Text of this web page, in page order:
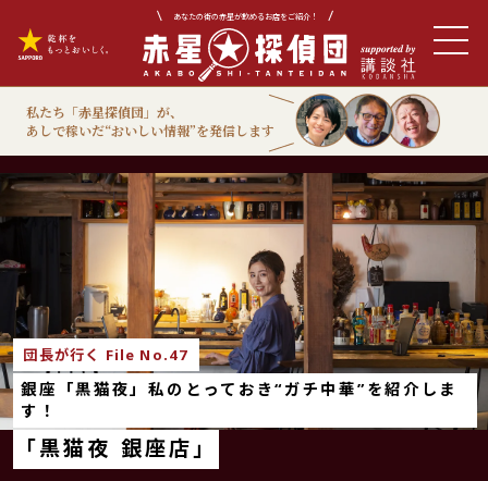
あなたの街の赤星が飲めるお店をご紹介！
私たち「赤星探偵団」が、
あしで稼いだ“おいしい情報”を発信します
団長が行く File No.47
銀座「黒猫夜」私のとっておき“ガチ中華”を紹介しま
す！
「黒猫夜 銀座店」